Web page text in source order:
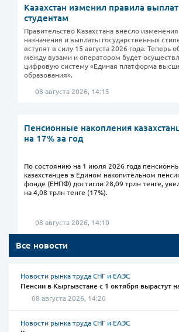
Все новости
Новости рынка труда СНГ и ЕАЭС
Пенсии в Кыргызстане с 1 октября вырастут
08 августа 2026, 14:20
Новости рынка труда СНГ и ЕАЭС
Казахстан изменил правила
студентам
Правительство Казахстана внесло
назначения и выплаты государственных
вступят в силу 15 августа 2026 года. Теперь
между вузами и оператором будет
цифровую систему «Единая платформа
образования».
08 августа 2026, 14:15
Пенсионные накопления
на 17% за год
По состоянию на 1 июля 2026 года
казахстанцев в Едином накопительном
фонде (ЕНПФ) достигли 28,09 трлн тенге,
на 4,08 трлн тенге (17%).
08 августа 2026, 14:10